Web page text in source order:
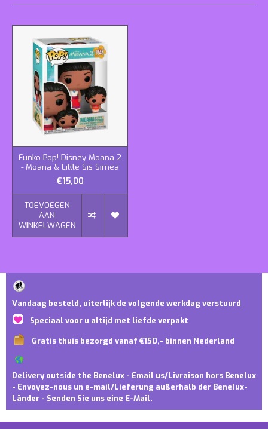
Funko Pop! Disney Moana 2
- Moana & Little Sis Simea
€15,00
TOEVOEGEN
AAN
WINKELWAGEN
Vandaag besteld, uiterlijk de volgende werkdag verstuurd
Speciaal voor u altijd met liefde verpakt
Gratis thuis bezorgd vanaf €150,- binnen Nederland
Delivery outside the Benelux - Email us/Livraison hors Benelux
- Envoyez-nous un e-mail/Lieferung außerhalb der Benelux-
Länder - Senden Sie uns eine E-Mail.